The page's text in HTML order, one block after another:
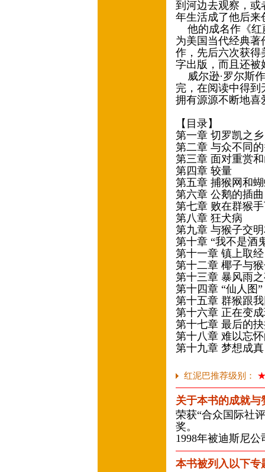
到河边去观察，或
年生活成了他后
他的成名作《红
为美国当代经典
作，先后六次获得
字出版，而且还
威尔逊·罗尔斯
完，在阅读中得
拥有源源不断地
【目录】
第一章 切罗凯之
第二章 与众不同
第三章 面对重赏
第四章 较量
第五章 捕猴网和
第六章 公鹅的插
第七章 败在群猴
第八章 狂犬病
第九章 与猴子交
第十章 “我不是酒
第十一章 镇上取
第十二章 椰子与
第十三章 暴风雨
第十四章 “仙人图”
第十五章 群猴跟
第十六章 正在变
第十七章 最后的
第十八章 难以忘
第十九章 梦想成真
红泥巴推荐级别：
关于本书的成就与
荣获“合众国际社
奖。
1998年被迪斯尼
本书被列入以下专